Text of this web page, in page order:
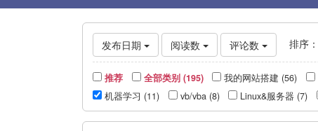
发布日期 阅读数 评论数 排序：
推荐 全部类别 (195) 我的网站搭建 (56)
机器学习 (11)
vb/vba (8) Linux&服务器 (7)